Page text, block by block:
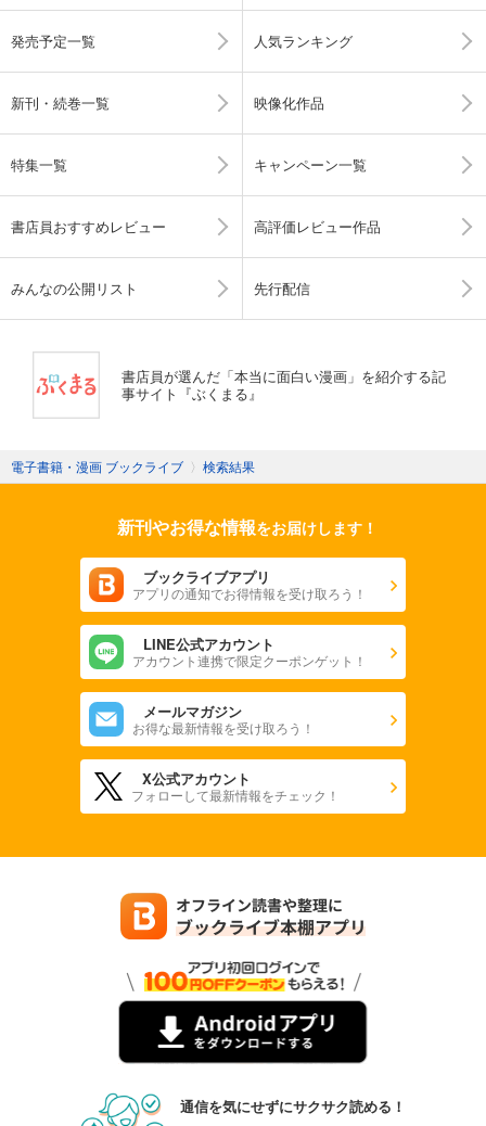
発売予定一覧 人気ランキング
新刊・続巻一覧 映像化作品
特集一覧 キャンペーン一覧
書店員おすすめレビュー 高評価レビュー作品
みんなの公開リスト 先行配信
書店員が選んだ「本当に面白い漫画」を紹介する記
事サイト『ぶくまる』
電子書籍・漫画 ブックライブ 〉 検索結果
新刊やお得な情報をお届けします！
ブックライブアプリ
アプリの通知でお得情報を受け取ろう！
LINE公式アカウント
アカウント連携で限定クーポンゲット！
メールマガジン
お得な最新情報を受け取ろう！
X公式アカウント
フォローして最新情報をチェック！
通信を気にせずにサクサク読める！